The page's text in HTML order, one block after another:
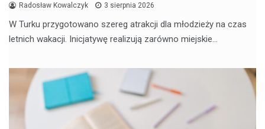
Radosław Kowalczyk 3 sierpnia 2026
W Turku przygotowano szereg atrakcji dla młodzieży na czas
letnich wakacji. Inicjatywę realizują zarówno miejskie…